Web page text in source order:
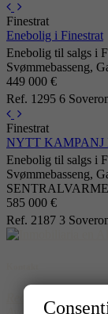
Finestrat
Enebolig i Finestrat
Enebolig til salgs i
Svømmebasseng,
449 000 €
Ref. 1295 6
Finestrat
NYTT KAMPANJ
Enebolig til salgs i
Svømmebasseng,
585 000 €
Ref. 2187 3